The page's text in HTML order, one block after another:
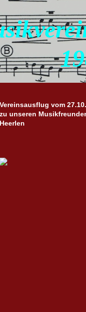
Vereinsausflug vom
zu unseren
Heerlen